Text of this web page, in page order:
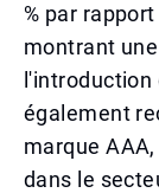
% par
montrant
l'introduction
également
marque
dans le